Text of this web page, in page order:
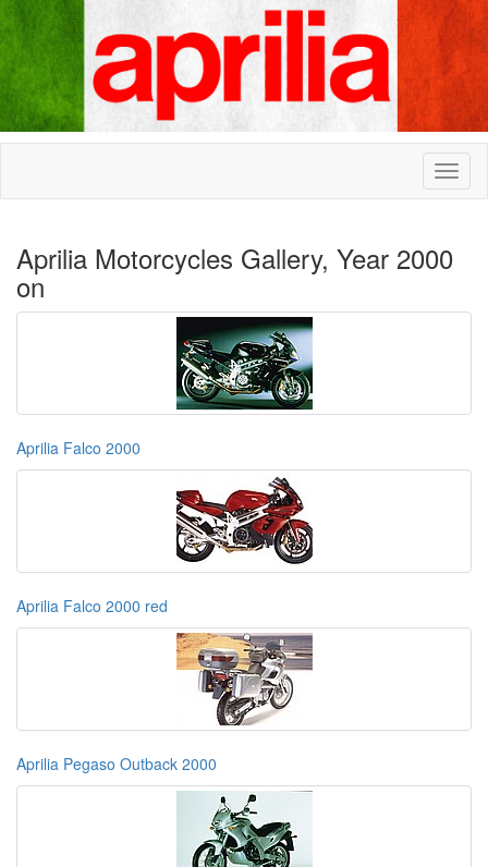
Aprilia Motorcycles Gallery, Year 2000
on
Aprilia Falco 2000
Aprilia Falco 2000 red
Aprilia Pegaso Outback 2000